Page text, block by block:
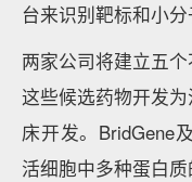
台来识别靶标和小分
两家公司将建立五
这些候选药物开发
床开发。BridGene
活细胞中多种蛋白